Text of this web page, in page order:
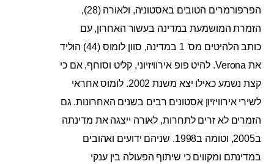
הפרפורמרים הטובים באסטוניה, ולאורה (28),
הזמרת המושמעת במדינה בעשור האחרון, עם
כותב הלהיטים מס' 1 במדינה, סוון לומוס (44) הוליד
את Verona. להיט פופ אירוויזיוני, קליט וסוחף, אם כי
קצת נשמע כאילו יצא משנת 2002. לומוס אחראי
לשירי אירוויזיון אסטונים רבים בשנים האחרונות. גם
הזמרים לא זרים לתחרות, לאורה ייצגה את מדינתה
ב2005, וטומה ב1998. שניהם ידועים ואהובים
במדינתם ומקווים כי שיתוף הפעולה בין ענקי